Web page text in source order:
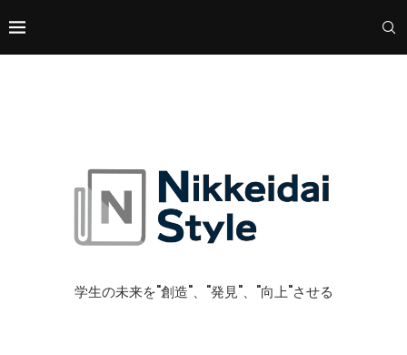
学生の未来を"創造"、"発見"、"向上"させる